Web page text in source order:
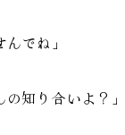
でね」
知り合いよ？」